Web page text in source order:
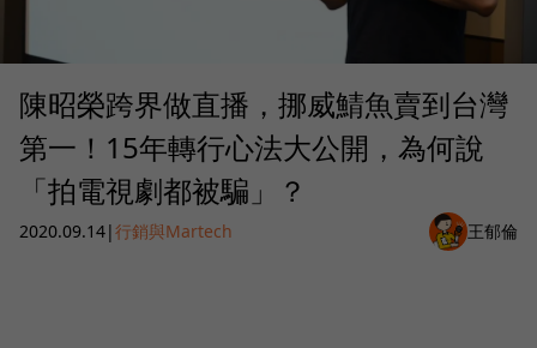
陳昭榮跨界做直播，挪威鯖魚賣到台灣
第一！15年轉行心法大公開，為何說
「拍電視劇都被騙」？
2020.09.14|行銷與Martech 王郁倫